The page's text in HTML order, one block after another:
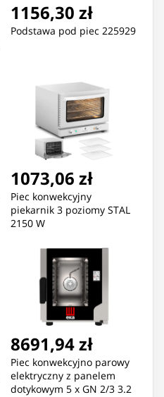
1156,30 zł
Podstawa pod piec 225929
1073,06 zł
Piec konwekcyjny
piekarnik 3 poziomy STAL
2150 W
8691,94 zł
Piec konwekcyjno parowy
elektryczny z panelem
dotykowym 5 x GN 2/3 3.2